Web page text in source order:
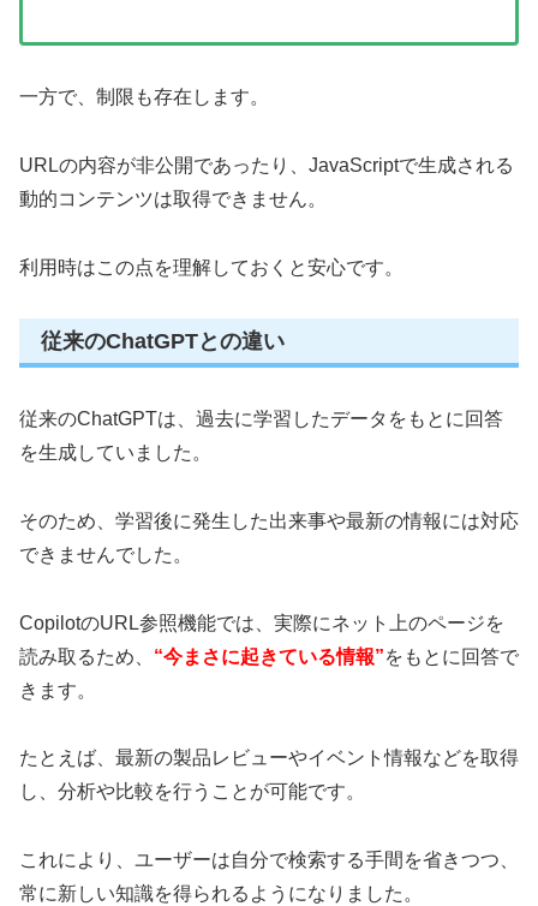
一方で、制限も存在します。
URLの内容が非公開であったり、JavaScriptで生成される
動的コンテンツは取得できません。
利用時はこの点を理解しておくと安心です。
従来のChatGPTとの違い
従来のChatGPTは、過去に学習したデータをもとに回答
を生成していました。
そのため、学習後に発生した出来事や最新の情報には対応
できませんでした。
CopilotのURL参照機能では、実際にネット上のページを
読み取るため、 “今まさに起きている情報”をもとに回答で
きます。
たとえば、最新の製品レビューやイベント情報などを取得
し、分析や比較を行うことが可能です。
これにより、ユーザーは自分で検索する手間を省きつつ、
常に新しい知識を得られるようになりました。